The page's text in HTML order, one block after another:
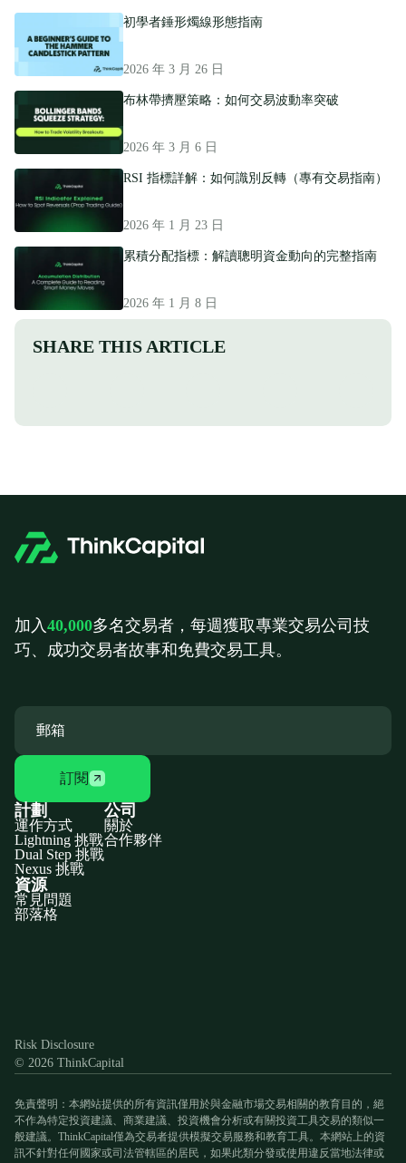
初學者錘形燭線形態指南
2026 年 3 月 26 日
布林帶擠壓策略：如何交易波動率突破
2026 年 3 月 6 日
RSI 指標詳解：如何識別反轉（專有交易指南）
2026 年 1 月 23 日
累積分配指標：解讀聰明資金動向的完整指南
2026 年 1 月 8 日
SHARE THIS ARTICLE
加入40,000多名交易者，每週獲取專業交易公司技
巧、成功交易者故事和免費交易工具。
訂閱
計劃
運作方式
Lightning 挑戰
Dual Step 挑戰
Nexus 挑戰
公司
關於
合作夥伴
資源
常見問題
部落格
Risk Disclosure
© 2026 ThinkCapital
免責聲明：本網站提供的所有資訊僅用於與金融市場交易相關的教育目的，絕
不作為特定投資建議、商業建議、投資機會分析或有關投資工具交易的類似一
般建議。ThinkCapital僅為交易者提供模擬交易服務和教育工具。本網站上的資
訊不針對任何國家或司法管轄區的居民，如果此類分發或使用違反當地法律或